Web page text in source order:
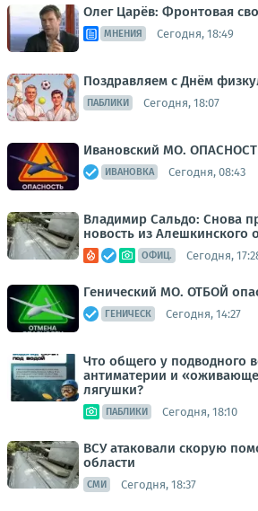
Олег Царёв: Фронтовая
МНЕНИЯ Сегодня, 18:49
Поздравляем с Днём
ПАБЛИКИ Сегодня, 18:07
Ивановский МО.
ИВАНОВКА Сегодня, 08:43
Владимир Сальдо: Снова
новость из Алешкинского
ОФИЦ. Сегодня,
Генический МО. ОТБОЙ
ГЕНИЧЕСК Сегодня, 14:27
Что общего у подводного
антиматерии и
лягушки?
ПАБЛИКИ Сегодня, 18:10
ВСУ атаковали скорую
области
СМИ Сегодня, 18:37